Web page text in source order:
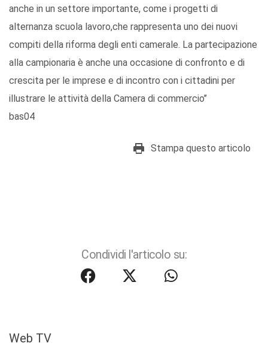
anche in un settore importante, come i progetti di
alternanza scuola lavoro,che rappresenta uno dei nuovi
compiti della riforma degli enti camerale. La partecipazione
alla campionaria è anche una occasione di confronto e di
crescita per le imprese e di incontro con i cittadini per
illustrare le attività della Camera di commercio’’
bas04
Stampa questo articolo
Condividi l'articolo su:
Web TV